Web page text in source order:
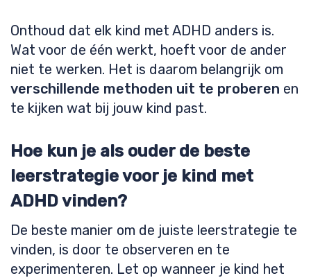
Onthoud dat elk kind met ADHD anders is.
Wat voor de één werkt, hoeft voor de ander
niet te werken. Het is daarom belangrijk om
verschillende methoden uit te proberen en
te kijken wat bij jouw kind past.
Hoe kun je als ouder de beste
leerstrategie voor je kind met
ADHD vinden?
De beste manier om de juiste leerstrategie te
vinden, is door te observeren en te
experimenteren. Let op wanneer je kind het